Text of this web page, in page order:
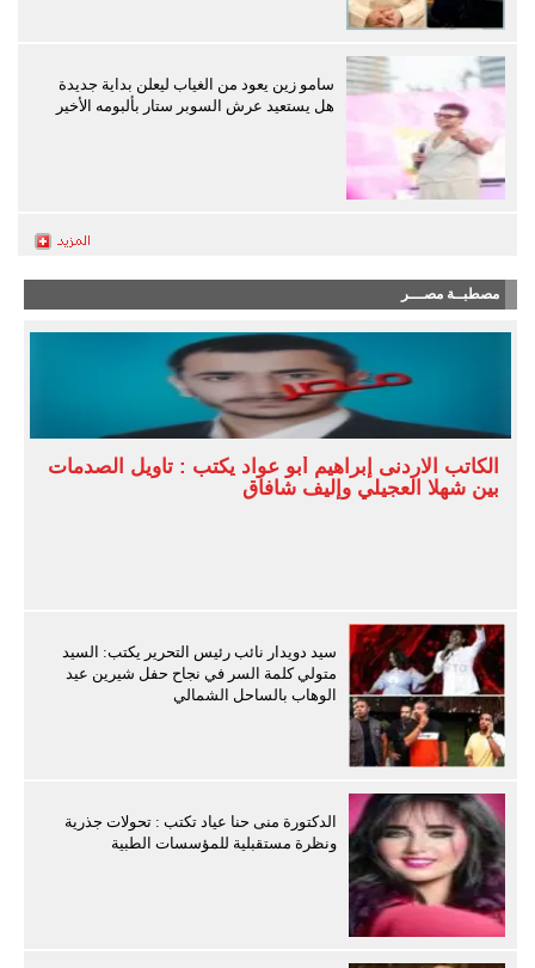
سامو زين يعود من الغياب ليعلن بداية جديدة
هل يستعيد عرش السوبر ستار بألبومه الأخير
مصطبــة مصـــر
الكاتب الاردنى إبراهيم أبو عواد يكتب : تأويل الصدمات
بين شهلا العجيلي وإليف شافاق
سيد دويدار نائب رئيس التحرير يكتب: السيد
متولي كلمة السر في نجاح حفل شيرين عيد
الوهاب بالساحل الشمالي
الدكتورة منى حنا عياد تكتب : تحولات جذرية
ونظرة مستقبلية للمؤسسات الطبية